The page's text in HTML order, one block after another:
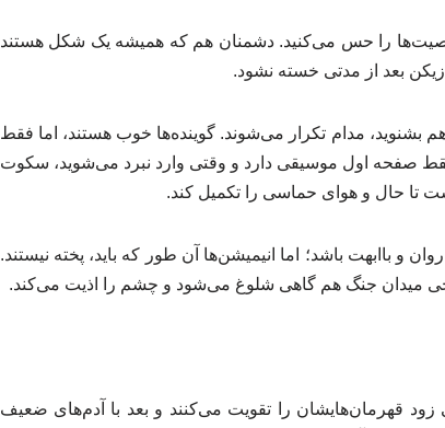
را حس می‌کنید. دشمنان هم که همیشه یک شکل هستند
بعد از مدتی خسته نشود.
بشنوید، مدام تکرار می‌شوند. گوینده‌ها خوب هستند، اما فقط
صفحه اول موسیقی دارد و وقتی وارد نبرد می‌شوید، سکوت
تا حال و هوای حماسی را تکمیل کند.
باشد؛ اما انیمیشن‌ها آن طور که باید، پخته نیستند.
میدان جنگ هم گاهی شلوغ می‌شود و چشم را اذیت می‌کند.
قهرمان‌هایشان را تقویت می‌کنند و بعد با آدم‌های ضعیف